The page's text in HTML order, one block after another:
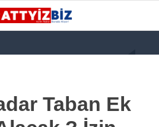
Taban Ek